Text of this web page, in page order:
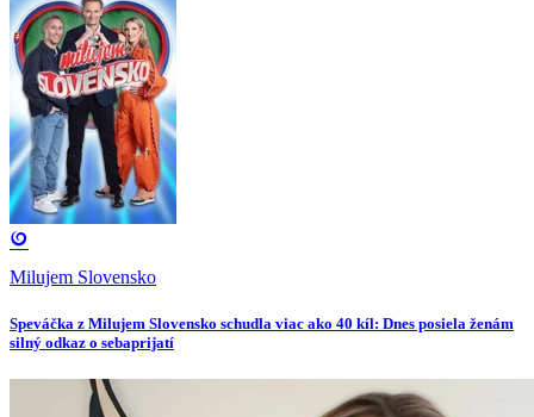
Milujem Slovensko
Speváčka z Milujem Slovensko schudla viac ako 40 kíl: Dnes posiela ženám
silný odkaz o sebaprijatí